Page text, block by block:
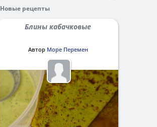
Новые рецепты
Блины кабачковые
Автор Море Перемен